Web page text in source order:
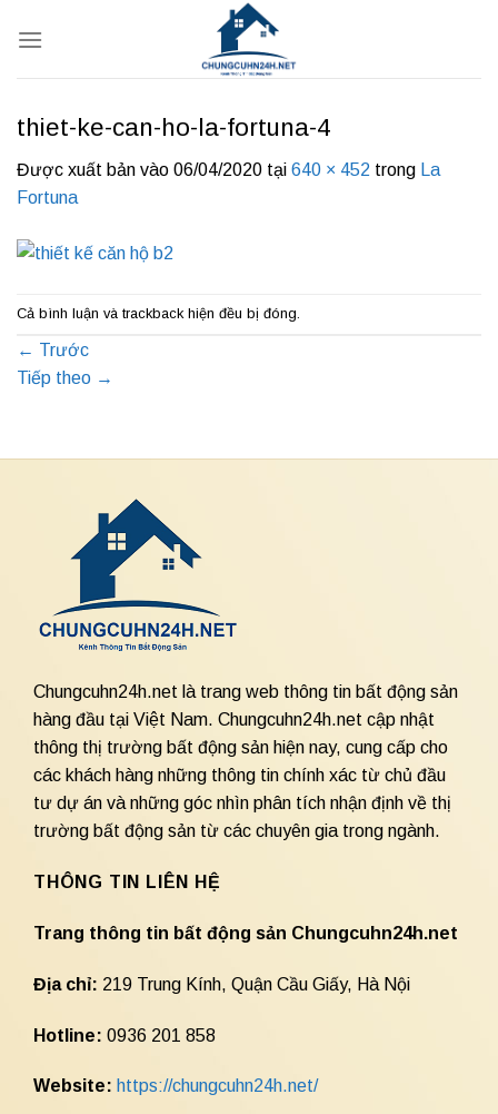
qua
thiet-ke-can-ho-la-fortuna-4
Được xuất bản vào 06/04/2020 tại 640 × 452 trong
La
Fortuna
Cả bình luận và trackback hiện đều bị đóng.
← Trước
Tiếp theo →
Chungcuhn24h.net là trang web thông tin bất động sản
hàng đầu tại Việt Nam. Chungcuhn24h.net cập nhật
thông thị trường bất động sản hiện nay, cung cấp cho
các khách hàng những thông tin chính xác từ chủ đầu
tư dự án và những góc nhìn phân tích nhận định về thị
trường bất động sản từ các chuyên gia trong ngành.
THÔNG TIN LIÊN HỆ
Trang thông tin bất động sản Chungcuhn24h.net
Địa chỉ: 219 Trung Kính, Quận Cầu Giấy, Hà Nội
Hotline: 0936 201 858
Website: https://chungcuhn24h.net/